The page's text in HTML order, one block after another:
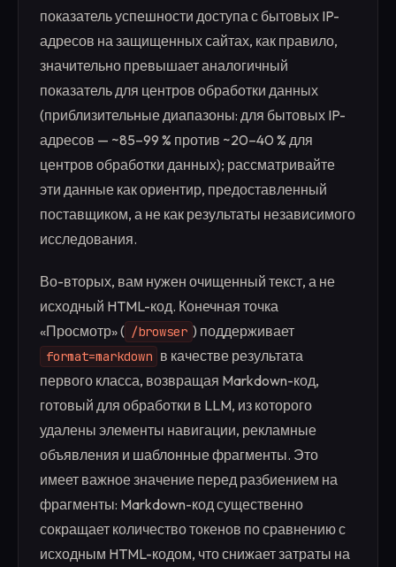
показатель успешности доступа с бытовых IP-
адресов на защищенных сайтах, как правило,
значительно превышает аналогичный
показатель для центров обработки данных
(приблизительные диапазоны: для бытовых IP-
адресов — ~85–99 % против ~20–40 % для
центров обработки данных); рассматривайте
эти данные как ориентир, предоставленный
поставщиком, а не как результаты независимого
исследования.
Во-вторых, вам нужен очищенный текст, а не
исходный HTML-код. Конечная точка
«Просмотр» ( /browser ) поддерживает
format=markdown в качестве результата
первого класса, возвращая Markdown-код,
готовый для обработки в LLM, из которого
удалены элементы навигации, рекламные
объявления и шаблонные фрагменты. Это
имеет важное значение перед разбиением на
фрагменты: Markdown-код существенно
сокращает количество токенов по сравнению с
исходным HTML-кодом, что снижает затраты на